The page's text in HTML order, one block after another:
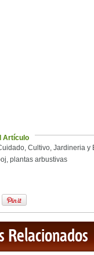
Artículo
, Cultivo, Jardineria y
, plantas arbustivas
Relacionados